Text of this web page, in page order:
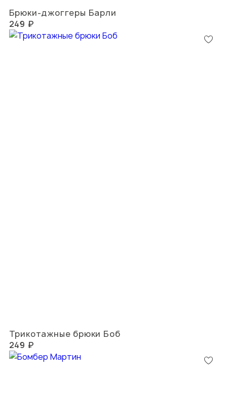
Брюки-джоггеры Барли
249 ₽
Трикотажные брюки Боб
249 ₽